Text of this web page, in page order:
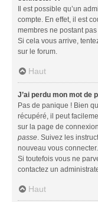
Il est possible qu’un
compte. En effet, il est
membres ne postant
Si cela vous arrive,
sur le forum.
Haut
J’ai perdu mon mot de
Pas de panique ! Bien
récupéré, il peut
sur la page de
passe. Suivez les
nouveau vous connecter.
Si toutefois vous ne
contactez un
Haut